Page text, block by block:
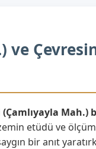
ve
etüdü ve
bir anıt